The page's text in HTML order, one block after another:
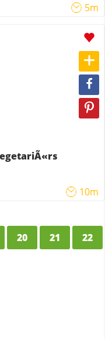
5m
10m
20 21
22